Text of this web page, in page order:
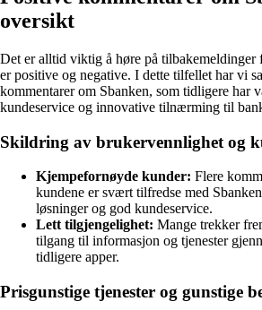
oversikt
Det er alltid viktig å høre på tilbakemeldinger
er positive og negative. I dette tilfellet har vi
kommentarer om Sbanken, som tidligere har
kundeservice og innovative tilnærming til
Skildring av brukervennlighet og
Kjempefornøyde kunder: Flere
kundene er svært tilfredse med
løsninger og god kundeservice.
Lett tilgjengelighet: Mange trekker
tilgang til informasjon og tjenester
tidligere apper.
Prisgunstige tjenester og gunstige